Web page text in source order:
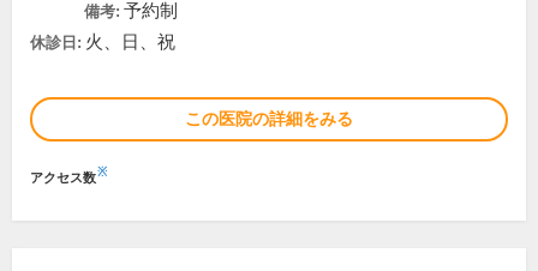
備考: 予約制
休診日: 火、日、祝
この医院の詳細をみる
アクセス数※